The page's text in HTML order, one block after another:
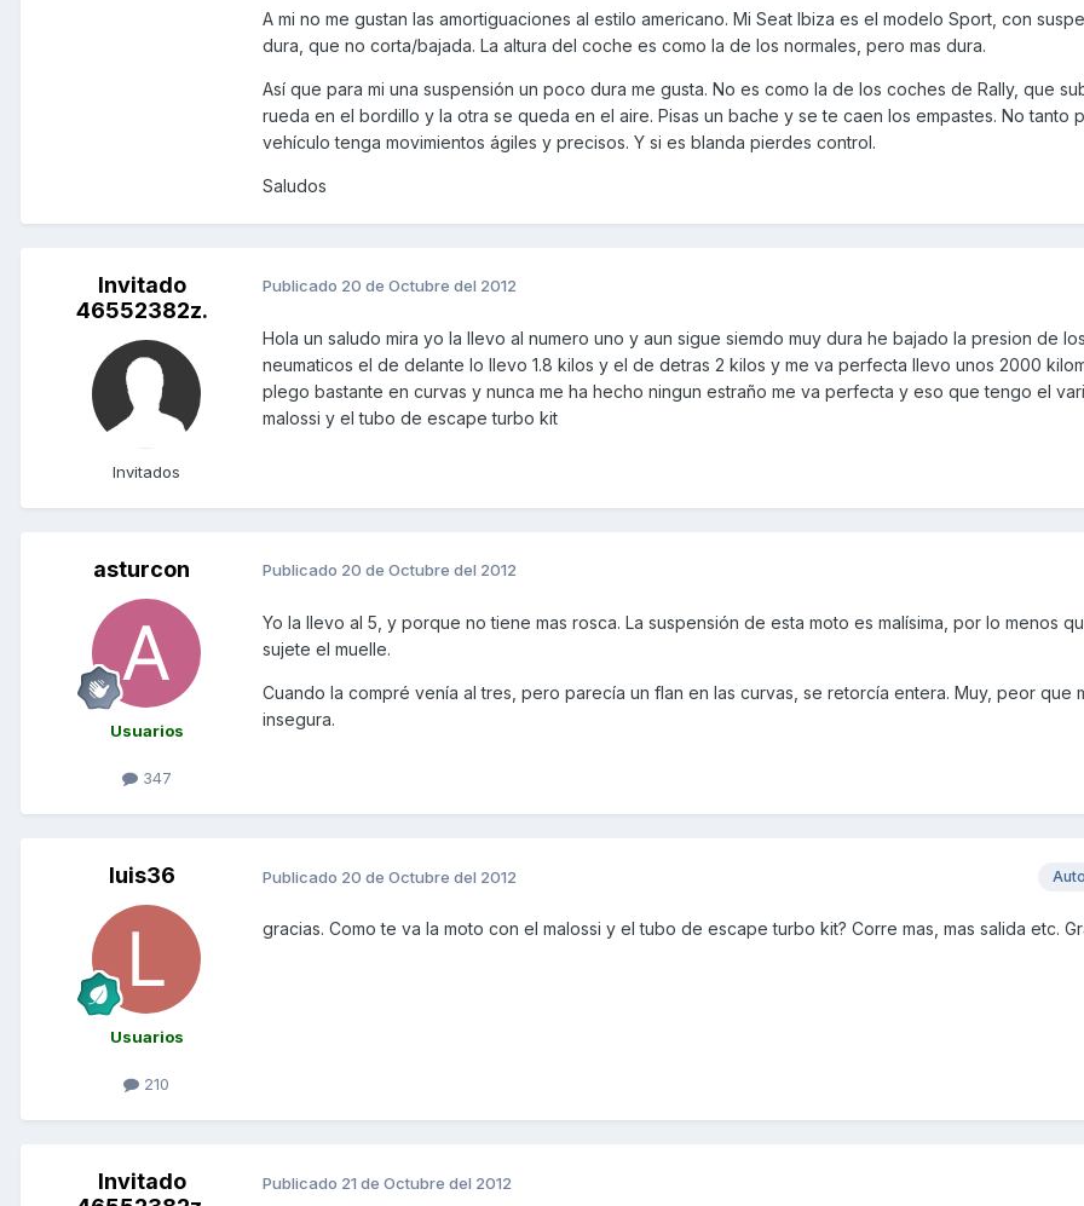
A mi no me gustan las amortiguaciones al estilo americano. Mi Seat Ibiza es el modelo Sport, con
dura, que no corta/bajada. La altura del coche es como la de los normales, pero mas dura.
Así que para mi una suspensión un poco dura me gusta. No es como la de los coches de Rally, que
rueda en el bordillo y la otra se queda en el aire. Pisas un bache y se te caen los empastes. No tanto
vehículo tenga movimientos ágiles y precisos. Y si es blanda pierdes control.
Saludos
Invitado
46552382z.
Invitados
Publicado 20 de Octubre del 2012
Hola un saludo mira yo la llevo al numero uno y aun sigue siemdo muy dura he bajado la presion de los
neumaticos el de delante lo llevo 1.8 kilos y el de detras 2 kilos y me va perfecta llevo unos 2000
plego bastante en curvas y nunca me ha hecho ningun estraño me va perfecta y eso que tengo el
malossi y el tubo de escape turbo kit
asturcon
Usuarios
347
Publicado 20 de Octubre del 2012
Yo la llevo al 5, y porque no tiene mas rosca. La suspensión de esta moto es malísima, por lo menos
sujete el muelle.
Cuando la compré venía al tres, pero parecía un flan en las curvas, se retorcía entera. Muy, peor que
insegura.
luis36
Usuarios
210
Publicado 20 de Octubre del 2012
gracias. Como te va la moto con el malossi y el tubo de escape turbo kit? Corre mas, mas salida etc.
Invitado
Publicado 21 de Octubre del 2012